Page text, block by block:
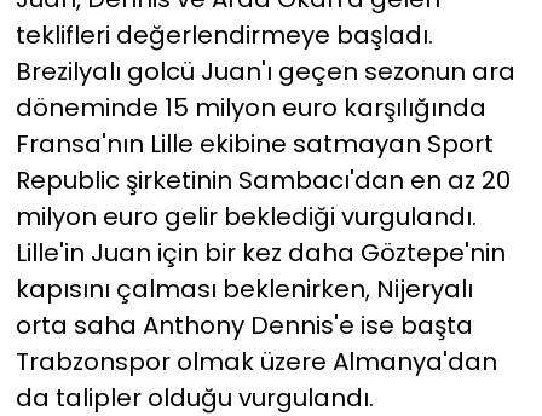
teklifleri değerlendirmeye başladı.
Brezilyalı golcü Juan'ı geçen sezonun ara
döneminde 15 milyon euro karşılığında
Fransa'nın Lille ekibine satmayan Sport
Republic şirketinin Sambacı'dan en az 20
milyon euro gelir beklediği vurgulandı.
Lille'in Juan için bir kez daha Göztepe'nin
kapısını çalması beklenirken, Nijeryalı
orta saha Anthony Dennis'e ise başta
Trabzonspor olmak üzere Almanya'dan
da talipler olduğu vurgulandı.